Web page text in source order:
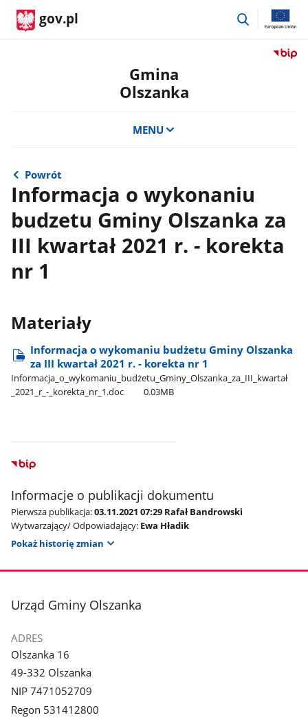
gov.pl
przejdź
Przejdź
Gmina
Olszanka
MENU
Powrót
Informacja o wykonaniu
budzetu Gminy Olszanka za
III kwartał 2021 r. - korekta
nr 1
Materiały
Informacja o wykomaniu budżetu Gminy Olszanka
za III kwartał 2021 r. - korekta nr 1
Informacja​_o​_wykomaniu​_budżetu​_Gminy​_Olszanka​_za​_III​_kwartał​
_2021​_r​_-​_korekta​_nr​_1.doc
0.03MB
Informacje o publikacji dokumentu
Pierwsza publikacja:03.11.2021 07:29 Rafał Bandrowski
Wytwarzający/ Odpowiadający: Ewa Hładik
Pokaż historię zmian
stopka
Urząd Gminy Olszanka
ADRES
Olszanka 16
49-332 Olszanka
NIP 7471052709
Regon 531412800